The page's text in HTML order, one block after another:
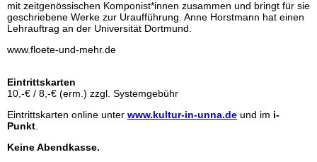
mit zeitgenössischen Komponist*innen zusammen und bringt für sie
geschriebene Werke zur Uraufführung. Anne Horstmann hat einen
Lehrauftrag an der Universität Dortmund.
www.floete-und-mehr.de
Eintrittskarten
10,-€ / 8,-€ (erm.) zzgl. Systemgebühr
Eintrittskarten online unter www.kultur-in-unna.de und im i-
Punkt
Keine Abendkasse.